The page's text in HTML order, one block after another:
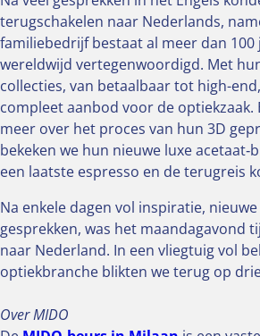
terugschakelen naar Nederlands,
familiebedrijf bestaat al meer dan
wereldwijd vertegenwoordigd. Met
collecties, van betaalbaar tot high-
compleet aanbod voor de optiekzaak.
meer over het proces van hun 3D
bekeken we hun nieuwe luxe
een laatste espresso en de terugreis
Na enkele dagen vol inspiratie,
gesprekken, was het maandagavond
naar Nederland. In een vliegtuig vol
optiekbranche blikten we terug op
Over MIDO